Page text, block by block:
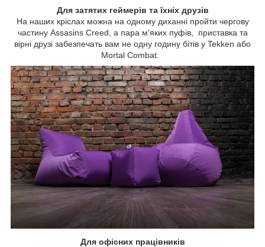
Для затятих геймерів та їхніх друзів
На наших кріслах можна на одному диханні пройти чергову
частину Assasins Creed, а пара м'яких пуфів, приставка та
вірні друзі забезпечать вам не одну годину бітів у Tekken або
Mortal Combat.
Для офісних працівників